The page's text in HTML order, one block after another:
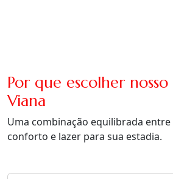
Por que escolher
Viana
Uma combinação equilibrada entre
conforto e lazer para sua estadia.